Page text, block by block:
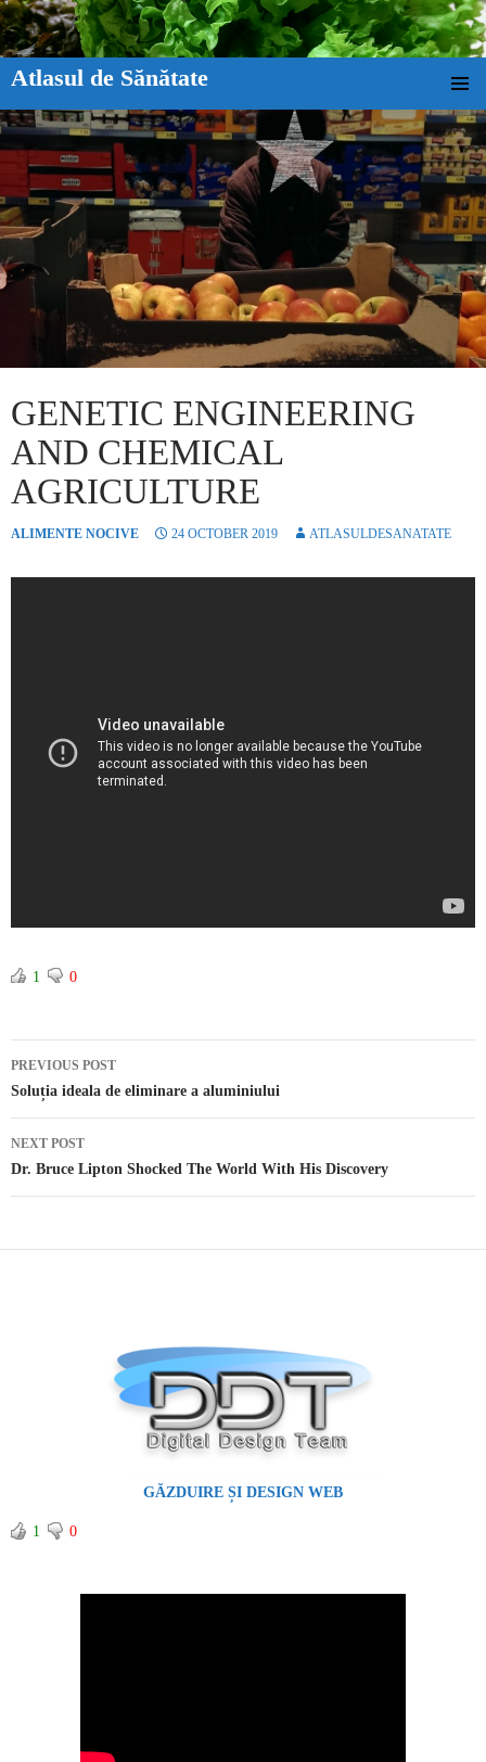
Atlasul de Sănătate
GENETIC ENGINEERING
AND CHEMICAL
AGRICULTURE
ALIMENTE NOCIVE 24 OCTOBER 2019 ATLASULDESANATATE
1 0
Post navigation
PREVIOUS POST
Soluția ideala de eliminare a aluminiului
NEXT POST
Dr. Bruce Lipton Shocked The World With His Discovery
GĂZDUIRE ȘI DESIGN WEB
1 0